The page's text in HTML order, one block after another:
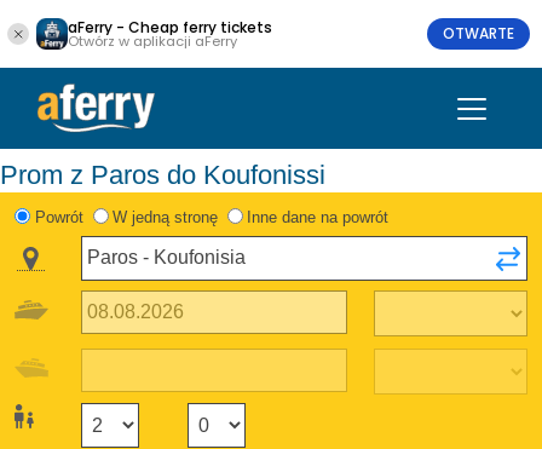
aFerry - Cheap ferry tickets
Otwórz w aplikacji aFerry OTWARTE
Prom z Paros do Koufonissi
Powrót W jedną stronę Inne dane na powrót